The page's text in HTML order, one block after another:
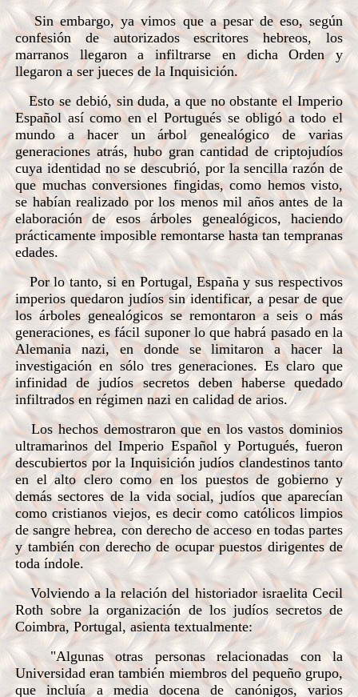
Sin embargo, ya vimos que a pesar de eso, según
confesión de autorizados escritores hebreos, los
marranos llegaron a infiltrarse en dicha Orden y
llegaron a ser jueces de la Inquisición.
Esto se debió, sin duda, a que no obstante el Imperio
Español así como en el Portugués se obligó a todo el
mundo a hacer un árbol genealógico de varias
generaciones atrás, hubo gran cantidad de criptojudíos
cuya identidad no se descubrió, por la sencilla razón de
que muchas conversiones fingidas, como hemos visto,
se habían realizado por los menos mil años antes de la
elaboración de esos árboles genealógicos, haciendo
prácticamente imposible remontarse hasta tan tempranas
edades.
Por lo tanto, si en Portugal, España y sus respectivos
imperios quedaron judíos sin identificar, a pesar de que
los árboles genealógicos se remontaron a seis o más
generaciones, es fácil suponer lo que habrá pasado en la
Alemania nazi, en donde se limitaron a hacer la
investigación en sólo tres generaciones. Es claro que
infinidad de judíos secretos deben haberse quedado
infiltrados en régimen nazi en calidad de arios.
Los hechos demostraron que en los vastos dominios
ultramarinos del Imperio Español y Portugués, fueron
descubiertos por la Inquisición judíos clandestinos tanto
en el alto clero como en los puestos de gobierno y
demás sectores de la vida social, judíos que aparecían
como cristianos viejos, es decir como católicos limpios
de sangre hebrea, con derecho de acceso en todas partes
y también con derecho de ocupar puestos dirigentes de
toda índole.
Volviendo a la relación del historiador israelita Cecil
Roth sobre la organización de los judíos secretos de
Coimbra, Portugal, asienta textualmente:
"Algunas otras personas relacionadas con la
Universidad eran también miembros del pequeño grupo,
que incluía a media docena de canónigos, varios